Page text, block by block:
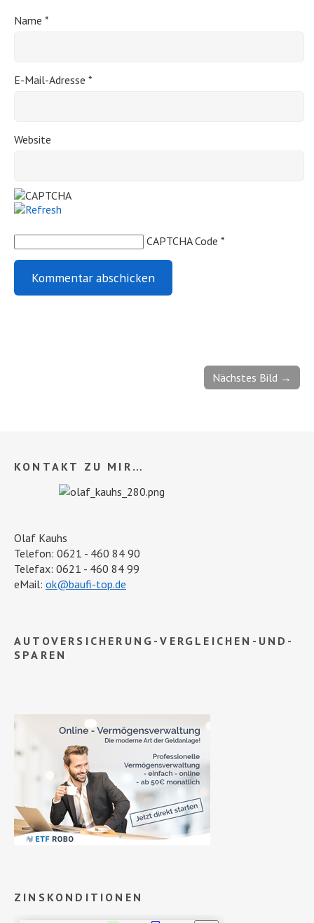
Name *
E-Mail-Adresse *
Website
CAPTCHA Code *
Nächstes Bild →
KONTAKT ZU MIR…
Olaf Kauhs
Telefon: 0621 - 460 84 90
Telefax: 0621 - 460 84 99
eMail: ok@baufi-top.de
AUTOVERSICHERUNG-VERGLEICHEN-UND-
SPAREN
ZINSKONDITIONEN